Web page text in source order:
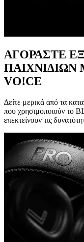
ΑΓΟΡΑΣΤΕ
ΠΑΙΧΝΙΔΙΩΝ
VO!CE
Δείτε μερικά από τα
που χρησιμοποιούν το
επεκτείνουν τις